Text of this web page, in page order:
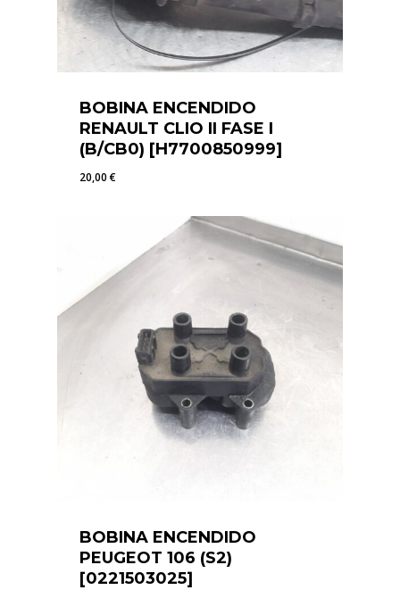
BOBINA ENCENDIDO
RENAULT CLIO II FASE I
(B/CB0) [H7700850999]
20,00€
BOBINA ENCENDIDO
PEUGEOT 106 (S2)
[0221503025]